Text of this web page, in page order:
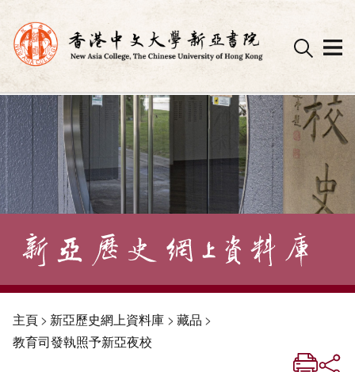
Skip
to
content
主頁> 新亞歷史網上資料庫 > 藏品 >
教育司發執照予新亞夜校